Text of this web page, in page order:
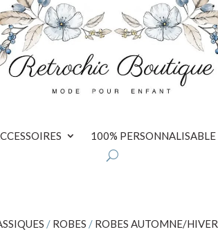
100% PERSONNALISABLE
/ ROBES / ROBES AUTOMNE/HIVER